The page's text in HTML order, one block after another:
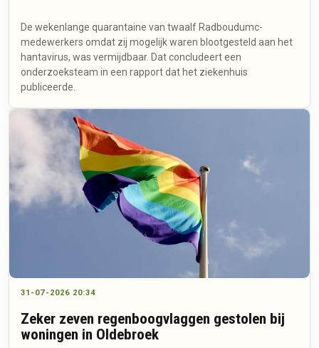
De wekenlange quarantaine van twaalf Radboudumc-
medewerkers omdat zij mogelijk waren blootgesteld aan het
hantavirus, was vermijdbaar. Dat concludeert een
onderzoeksteam in een rapport dat het ziekenhuis
publiceerde.
31-07-2026 20:34
Zeker zeven regenboogvlaggen gestolen bij
woningen in Oldebroek